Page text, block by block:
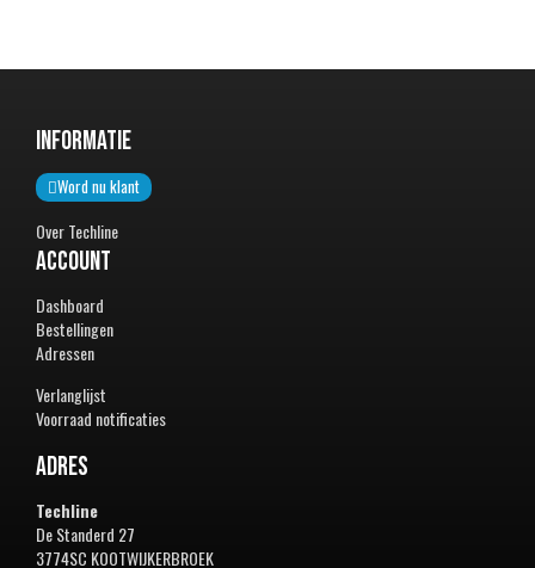
Informatie
Word nu klant
Over Techline
Account
Dashboard
Bestellingen
Adressen
Verlanglijst
Voorraad notificaties
Adres
Techline
De Standerd 27
3774SC KOOTWIJKERBROEK